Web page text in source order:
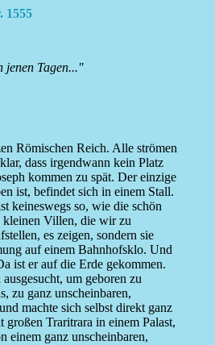
1555
jenen Tagen...''
Römischen Reich. Alle strömen
dass irgendwann kein Platz
kommen zu spät. Der einzige
ist, befindet sich in einem Stall.
keineswegs so, wie die schön
kleinen Villen, die wir zu
es zeigen, sondern sie
auf einem Bahnhofsklo. Und
ist er auf die Erde gekommen.
um geboren zu
zu ganz unscheinbaren,
machte sich selbst direkt ganz
Traritrara in einem Palast,
einem ganz unscheinbaren,